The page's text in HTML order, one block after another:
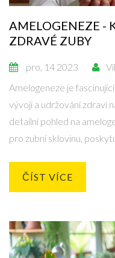
AMELOGENEZE -
ZDRAVÉ ZUBY
pro, 14 2023
Amelogeneze je
vývoji a udržování zdraví
detailní pohled na
pro zubní sklovinu,
spojených s poruchami
ČÍST VÍCE